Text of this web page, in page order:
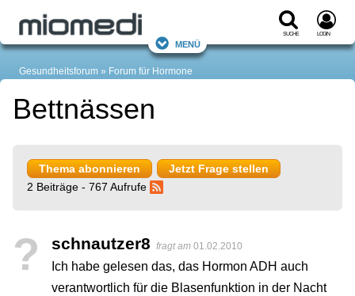
Suche Login
Menü
Gesundheitsforum Forum für Hormone
Bettnässen
Thema abonnieren
Jetzt Frage stellen
2 Beiträge - 767 Aufrufe
? schnautzer8 fragt am 01.02.2010
Ich habe gelesen das, das Hormon ADH auch
verantwortlich für die Blasenfunktion in der Nacht